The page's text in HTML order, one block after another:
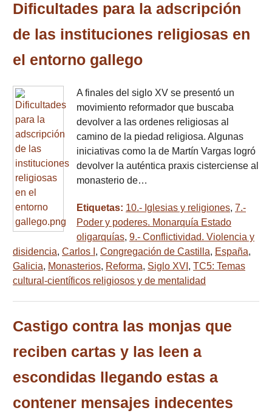
Dificultades para la adscripción
de las instituciones religiosas en
el entorno gallego
A finales del siglo XV se presentó un
movimiento reformador que buscaba
devolver a las ordenes religiosas al
camino de la piedad religiosa. Algunas
iniciativas como la de Martín Vargas logró
devolver la auténtica praxis cisterciense al
monasterio de…
Etiquetas: 10.- Iglesias y religiones, 7.-
Poder y poderes. Monarquía Estado
oligarquías, 9.- Conflictividad. Violencia y
disidencia, Carlos I , Congregación de Castilla, España,
Galicia, Monasterios, Reforma, Siglo XVI , TC5: Temas
cultural-científicos religiosos y de mentalidad
Castigo contra las monjas que
reciben cartas y las leen a
escondidas llegando estas a
contener mensajes indecentes